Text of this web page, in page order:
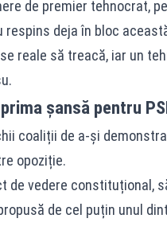
de premier tehnocrat,
deja în bloc
reale să treacă, iar un
șansă pentru
coaliții de a-și
opoziție.
de vedere constituțional,
de cel puțin unul